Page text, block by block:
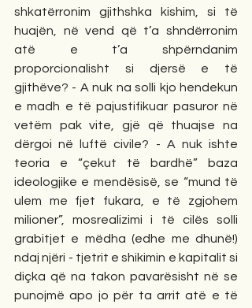
shkatërronim gjithshka kishim, si të
huajën, në vend që t’a shndërronim
atë e t’a shpërndanim
proporcionalisht si djersë e të
gjithëve? - A nuk na solli kjo hendekun
e madh e të pajustifikuar pasuror në
vetëm pak vite, gjë që thuajse na
dërgoi në luftë civile? - A nuk ishte
teoria e “çekut të bardhë” baza
ideologjike e mendësisë, se “mund të
ulem me fjet fukara, e të zgjohem
milioner”, mosrealizimi i të cilës solli
grabitjet e mëdha (edhe me dhunë!)
ndaj njëri - tjetrit e shikimin e kapitalit si
diçka që na takon pavarësisht në se
punojmë apo jo për ta arrit atë e të